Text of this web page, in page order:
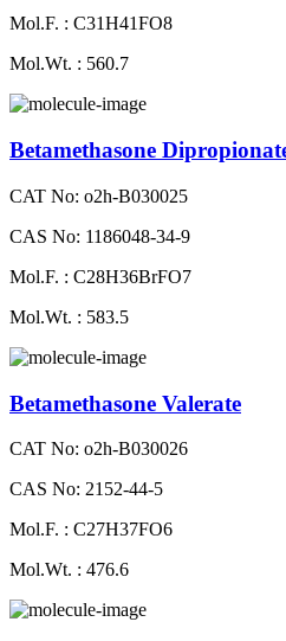
Mol.F. : C31H41FO8
Mol.Wt. : 560.7
Betamethasone
CAT No: o2h-B030025
CAS No: 1186048-34-9
Mol.F. : C28H36BrFO7
Mol.Wt. : 583.5
Betamethasone Valerate
CAT No: o2h-B030026
CAS No: 2152-44-5
Mol.F. : C27H37FO6
Mol.Wt. : 476.6